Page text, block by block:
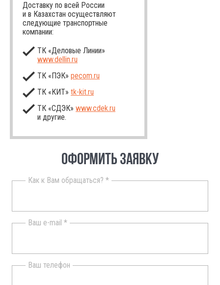
Доставку по всей России
и в Казахстан осуществляют
следующие транспортные
компании:
ТК «Деловые Линии»
www.dellin.ru
ТК «ПЭК» pecom.ru
ТК «КИТ» tk-kit.ru
ТК «СДЭК» www.cdek.ru
и другие.
ОФОРМИТЬ ЗАЯВКУ
Как к Вам обращаться? *
Ваш e-mail *
Ваш телефон